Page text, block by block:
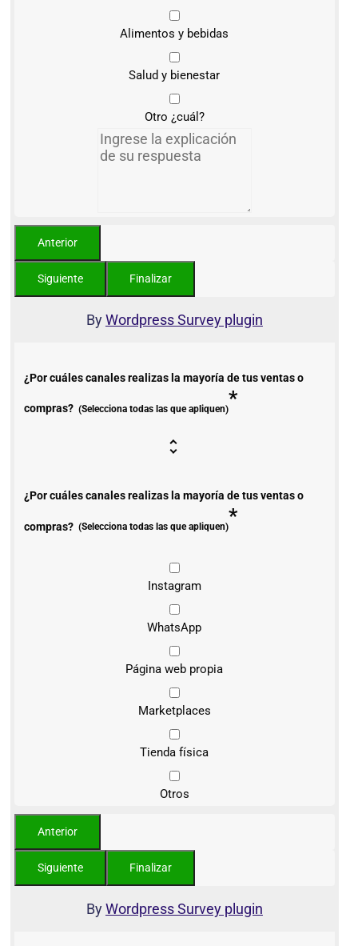
Alimentos y bebidas
Salud y bienestar
Otro ¿cuál?
ByWordpress Survey plugin
¿Por cuáles canales realizas la mayoría de tus ventas o
compras? (Selecciona todas las que apliquen)*
¿Por cuáles canales realizas la mayoría de tus ventas o
compras? (Selecciona todas las que apliquen)*
Instagram
WhatsApp
Página web propia
Marketplaces
Tienda física
Otros
ByWordpress Survey plugin